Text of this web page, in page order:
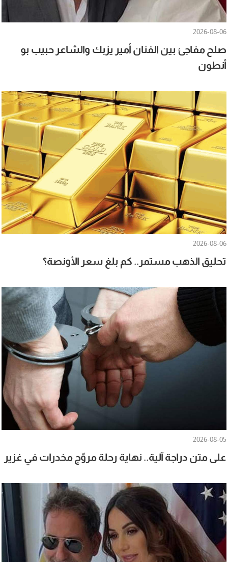
2026-08-06
صلح مفاجئ بين الفنان أمير يزبك والشاعر حبيب بو
أنطون
2026-08-06
تحليق الذهب مستمر.. كم بلغ سعر الأونصة؟
2026-08-05
على متن دراجة آلية.. نهاية رحلة مروّج مخدرات في غزير